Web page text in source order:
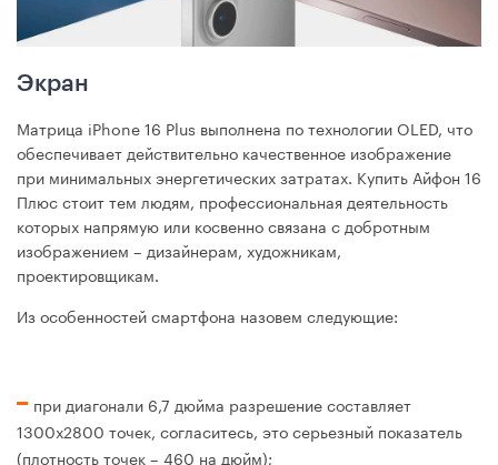
Экран
Матрица iPhone 16 Plus выполнена по технологии OLED, что
обеспечивает действительно качественное изображение
при минимальных энергетических затратах. Купить Айфон 16
Плюс стоит тем людям, профессиональная деятельность
которых напрямую или косвенно связана с добротным
изображением – дизайнерам, художникам,
проектировщикам.
Из особенностей смартфона назовем следующие:
при диагонали 6,7 дюйма разрешение составляет
1300х2800 точек, согласитесь, это серьезный показатель
(плотность точек – 460 на дюйм);